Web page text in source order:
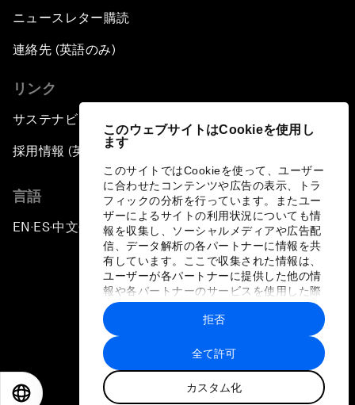
このウェブサイトはCookieを使用し
ます
このサイトではCookieを使って、ユーザー
に合わせたコンテンツや広告の表示、トラ
フィックの分析を行っています。またユー
ザーによるサイトの利用状況についても情
報を収集し、ソーシャルメディアや広告配
信、データ解析の各パートナーに情報を共
有しています。ここで収集された情報は、
ユーザーが各パートナーに提供した他の情
報や各パートナーのサービスを使用した際
に収集された情報と組み合わされ、各パー
トナーによって使用されることがありま
す。
全て許可
カスタム化
拒否
ニュースレター購読
連絡先 (英語のみ)
リンク
サステナビリティへの取り組み
採用情報 (英語のみ)
言語
EN ▪ES▪中文▪ 日本語
プライバシーポリシーと利用規約
サイトマップ
©
世界経済フォーラム